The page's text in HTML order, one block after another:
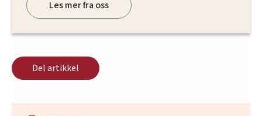
Les mer fra oss
Del artikkel